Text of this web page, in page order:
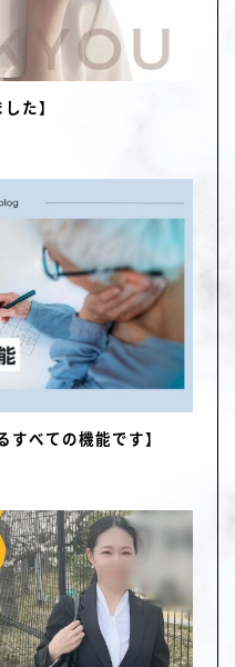
た】
すべての機能です】